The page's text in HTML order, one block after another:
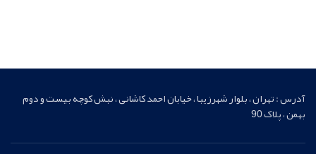
آدرس : تهران ، بلوار شهرزیبا ، خیابان احمد کاشانی ، نبش کوچه بیست و دوم
بهمن ، پلاک 90